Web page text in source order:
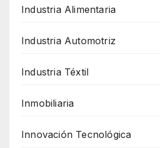
Industria Alimentaria
Industria Automotriz
Industria Téxtil
Inmobiliaria
Innovación Tecnológica